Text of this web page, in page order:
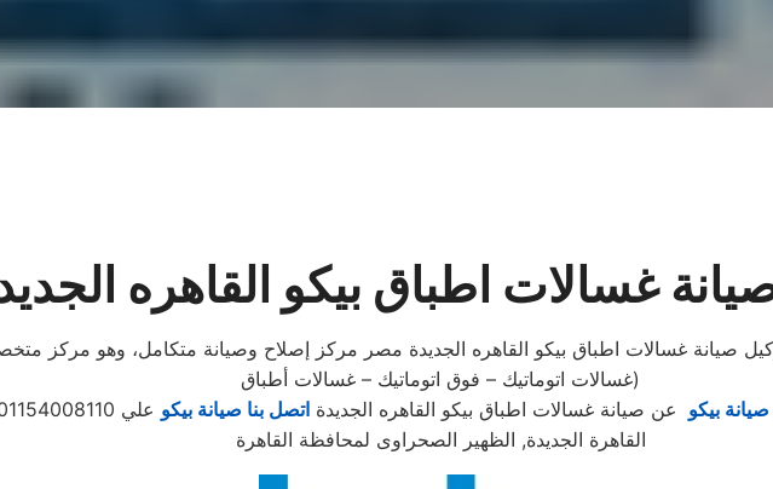
غسالات اطباق بيكو القاهره
صيانة غسالات اطباق بيكو القاهره الجديدة مصر مركز إصلاح وصيانة متكامل، وهو مركز
(غسالات اتوماتيك – فوق اتوماتيك – غسالات أطباق
بيكو عن صيانة غسالات اطباق بيكو القاهره الجديدة اتصل بنا صيانة بيكو علي 01154008110
القاهرة الجديدة, الظهير الصحراوى لمحافظة القاهرة